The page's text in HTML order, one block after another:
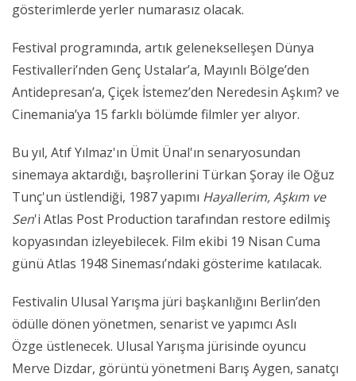
gösterimlerde yerler numarasız olacak.
Festival programında, artık gelenekselleşen Dünya
Festivalleri’nden Genç Ustalar’a, Mayınlı Bölge’den
Antidepresan’a, Çiçek İstemez’den Neredesin Aşkım? ve
Cinemania’ya 15 farklı bölümde filmler yer alıyor.
Bu yıl, Atıf Yılmaz'ın Ümit Ünal'ın senaryosundan
sinemaya aktardığı, başrollerini Türkan Şoray ile Oğuz
Tunç'un üstlendiği, 1987 yapımı Hayallerim, Aşkım ve
Sen'i Atlas Post Production tarafından restore edilmiş
kopyasından izleyebilecek. Film ekibi 19 Nisan Cuma
günü Atlas 1948 Sineması’ndaki gösterime katılacak.
Festivalin Ulusal Yarışma jüri başkanlığını Berlin’den
ödülle dönen yönetmen, senarist ve yapımcı Aslı
Özge üstlenecek. Ulusal Yarışma jürisinde oyuncu
Merve Dizdar, görüntü yönetmeni Barış Aygen, sanatçı